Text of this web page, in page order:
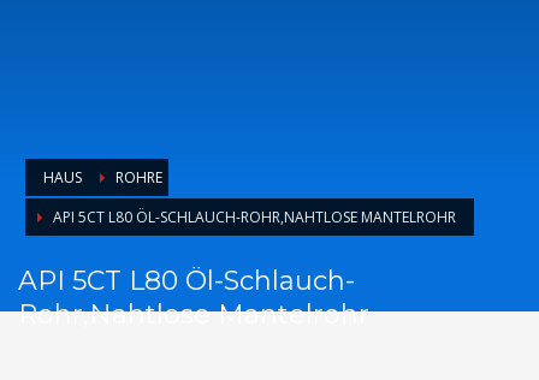
HAUS
ROHRE
API 5CT L80 ÖL-SCHLAUCH-ROHR,NAHTLOSE MANTELROHR
API 5CT L80 Öl-Schlauch-
Rohr,Nahtlose Mantelrohr